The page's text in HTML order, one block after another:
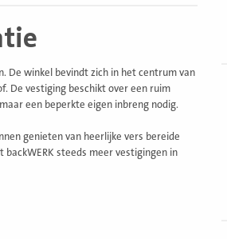
De winkel bevindt zich in het centrum van
De vestiging beschikt over een ruim
een beperkte eigen inbreng nodig.
genieten van heerlijke vers bereide
steeds meer vestigingen in